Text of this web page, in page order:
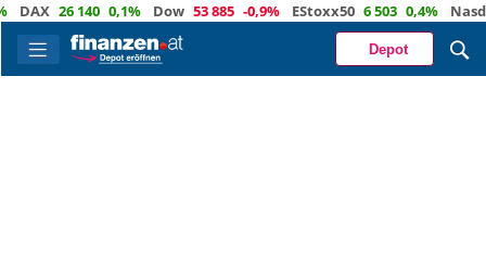
26 140 0,1% Dow 53 885 -0,9% EStoxx50 6 503 0,4% Nasdaq
Depot